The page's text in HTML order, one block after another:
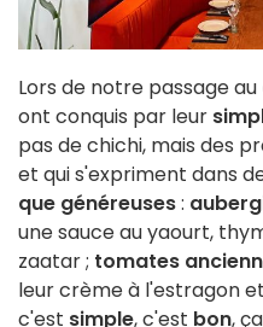
Lors de notre passage au
ont conquis par leur
pas de chichi, mais des
et qui s'expriment dans
que généreuses:
une sauce au yaourt,
zaatar ; tomates
leur crème à l'estragon
c'est simple, c'est bon,